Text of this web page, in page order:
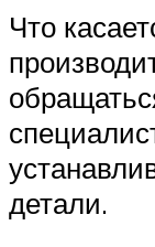
Что
детали.